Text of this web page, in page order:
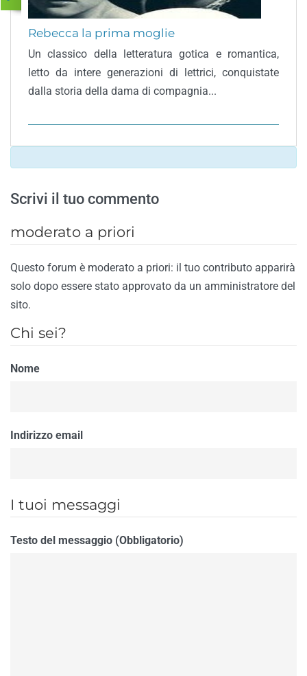
Rebecca la prima moglie
Un classico della letteratura gotica e romantica,
letto da intere generazioni di lettrici, conquistate
dalla storia della dama di compagnia...
Scrivi il tuo commento
moderato a priori
Questo forum è moderato a priori: il tuo contributo apparirà
solo dopo essere stato approvato da un amministratore del
sito.
Chi sei?
Nome
Indirizzo email
I tuoi messaggi
Testo del messaggio (Obbligatorio)